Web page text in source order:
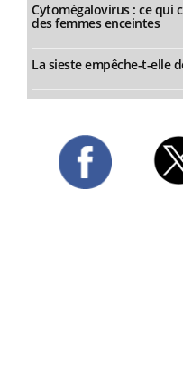
Cytomégalovirus : ce qui
des femmes enceintes
La sieste empêche-t-elle